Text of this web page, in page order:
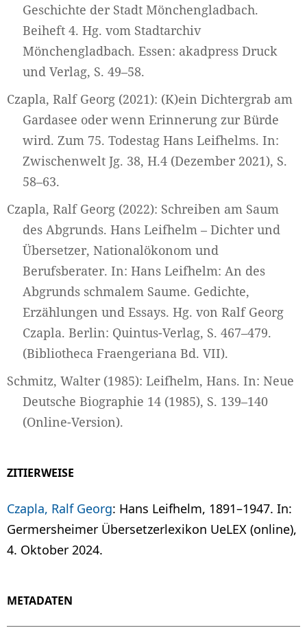
Geschichte der Stadt Mönchengladbach.
Beiheft 4. Hg. vom Stadtarchiv
Mönchengladbach. Essen: akadpress Druck
und Verlag, S. 49–58.
Czapla, Ralf Georg (2021): (K)ein Dichtergrab am
Gardasee oder wenn Erinnerung zur Bürde
wird. Zum 75. Todestag Hans Leifhelms. In:
Zwischenwelt Jg. 38, H.4 (Dezember 2021), S.
58–63.
Czapla, Ralf Georg (2022): Schreiben am Saum
des Abgrunds. Hans Leifhelm – Dichter und
Übersetzer, Nationalökonom und
Berufsberater. In: Hans Leifhelm: An des
Abgrunds schmalem Saume. Gedichte,
Erzählungen und Essays. Hg. von Ralf Georg
Czapla. Berlin: Quintus-Verlag, S. 467–479.
(Bibliotheca Fraengeriana Bd. VII).
Schmitz, Walter (1985): Leifhelm, Hans. In: Neue
Deutsche Biographie 14 (1985), S. 139–140
(Online-Version).
ZITIERWEISE
Czapla, Ralf Georg: Hans Leifhelm, 1891–1947. In:
Germersheimer Übersetzerlexikon UeLEX (online),
4. Oktober 2024.
METADATEN